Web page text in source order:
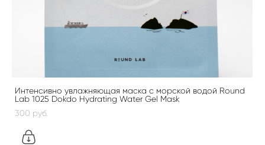
Интенсивно увлажняющая маска с морской водой Round
Lab 1025 Dokdo Hydrating Water Gel Mask
300 pуб.